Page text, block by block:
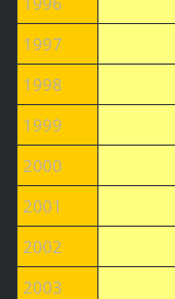
1997
1998
1999
2000
2001
2002
2003